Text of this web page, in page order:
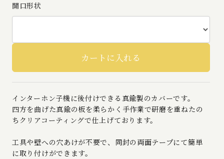
開口形状
インターホン子機に後付けできる真鍮製のカバーです。
四方を曲げた真鍮の板を柔らかく手作業で研磨を重ねたの
ちクリアコーティングで仕上げております。
工具や壁への穴あけが不要で、同封の両面テープにて簡単
に取り付けができます。